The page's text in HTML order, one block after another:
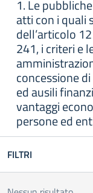
1. Le
atti con i quali
dell’articolo
241, i criteri e
concessione
ed ausili
vantaggi
persone ed
FILTRI